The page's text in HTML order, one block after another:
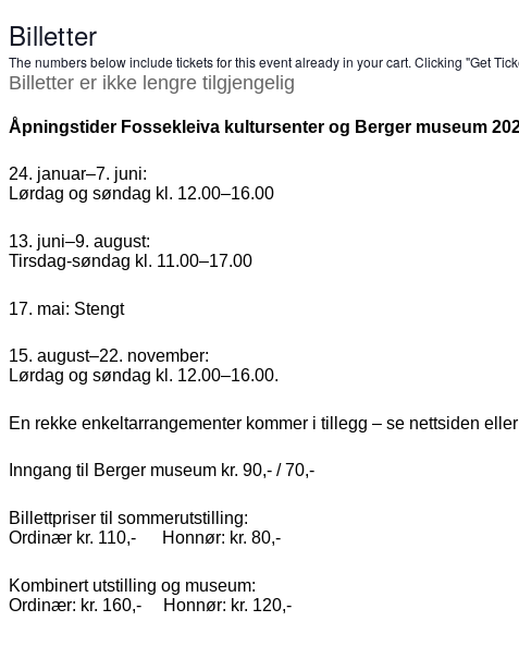
Billetter
The numbers below include tickets for this event already in your cart. Clicking "Get
Billetter er ikke lengre tilgjengelig
Åpningstider Fossekleiva kultursenter og Berger museum
24. januar–7. juni:
Lørdag og søndag kl. 12.00–16.00
13. juni–9. august:
Tirsdag-søndag kl. 11.00–17.00
17. mai: Stengt
15. august–22. november:
Lørdag og søndag kl. 12.00–16.00.
En rekke enkeltarrangementer kommer i tillegg – se nettsiden
Inngang til Berger museum kr. 90,- / 70,-
Billettpriser til sommerutstilling:
Ordinær kr. 110,- Honnør: kr. 80,-
Kombinert utstilling og museum:
Ordinær: kr. 160,- Honnør: kr. 120,-